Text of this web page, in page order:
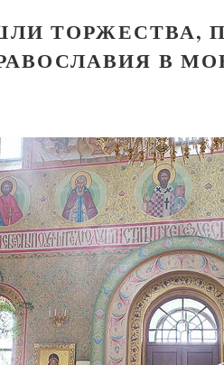
ТОРЖЕСТВА,
В
Как найти своё место в жизни
Кирилл Мурышев